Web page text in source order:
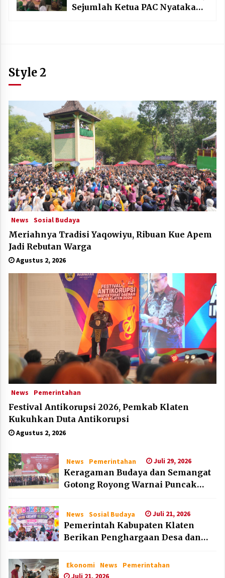
Sejumlah Ketua PAC Nyatakan
Style 2
News Sosial Budaya
Meriahnya Tradisi Yaqowiyu, Ribuan Kue Apem
Jadi Rebutan Warga
Agustus 2, 2026
News Pemerintahan
Festival Antikorupsi 2026, Pemkab Klaten
Kukuhkan Duta Antikorupsi
Agustus 2, 2026
News Pemerintahan Juli 29, 2026
Keragaman Budaya dan Semangat
Gotong Royong Warnai Puncak
News Sosial Budaya Juli 21, 2026
Pemerintah Kabupaten Klaten
Berikan Penghargaan Desa dan
2026
Ekonomi News
Pemerintahan
Juli 21, 2026